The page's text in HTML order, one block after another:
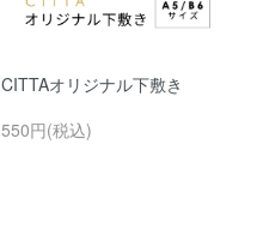
CITTAオリジナル下敷き
550円(税込)